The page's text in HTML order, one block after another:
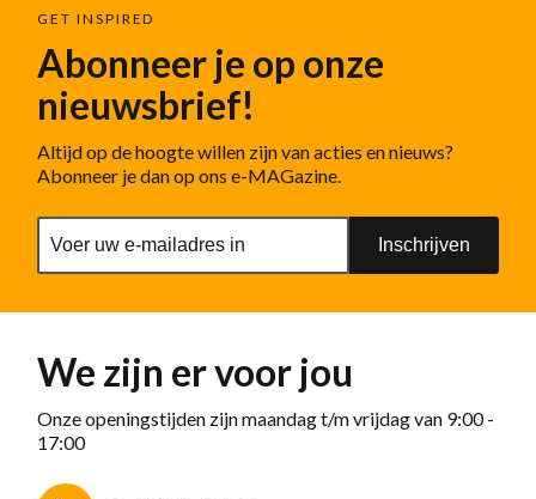
GET INSPIRED
Abonneer je op onze
nieuwsbrief!
Altijd op de hoogte willen zijn van acties en nieuws?
Abonneer je dan op ons e-MAGazine.
Inschrijven
We zijn er voor jou
Onze openingstijden zijn maandag t/m vrijdag van 9:00 -
17:00